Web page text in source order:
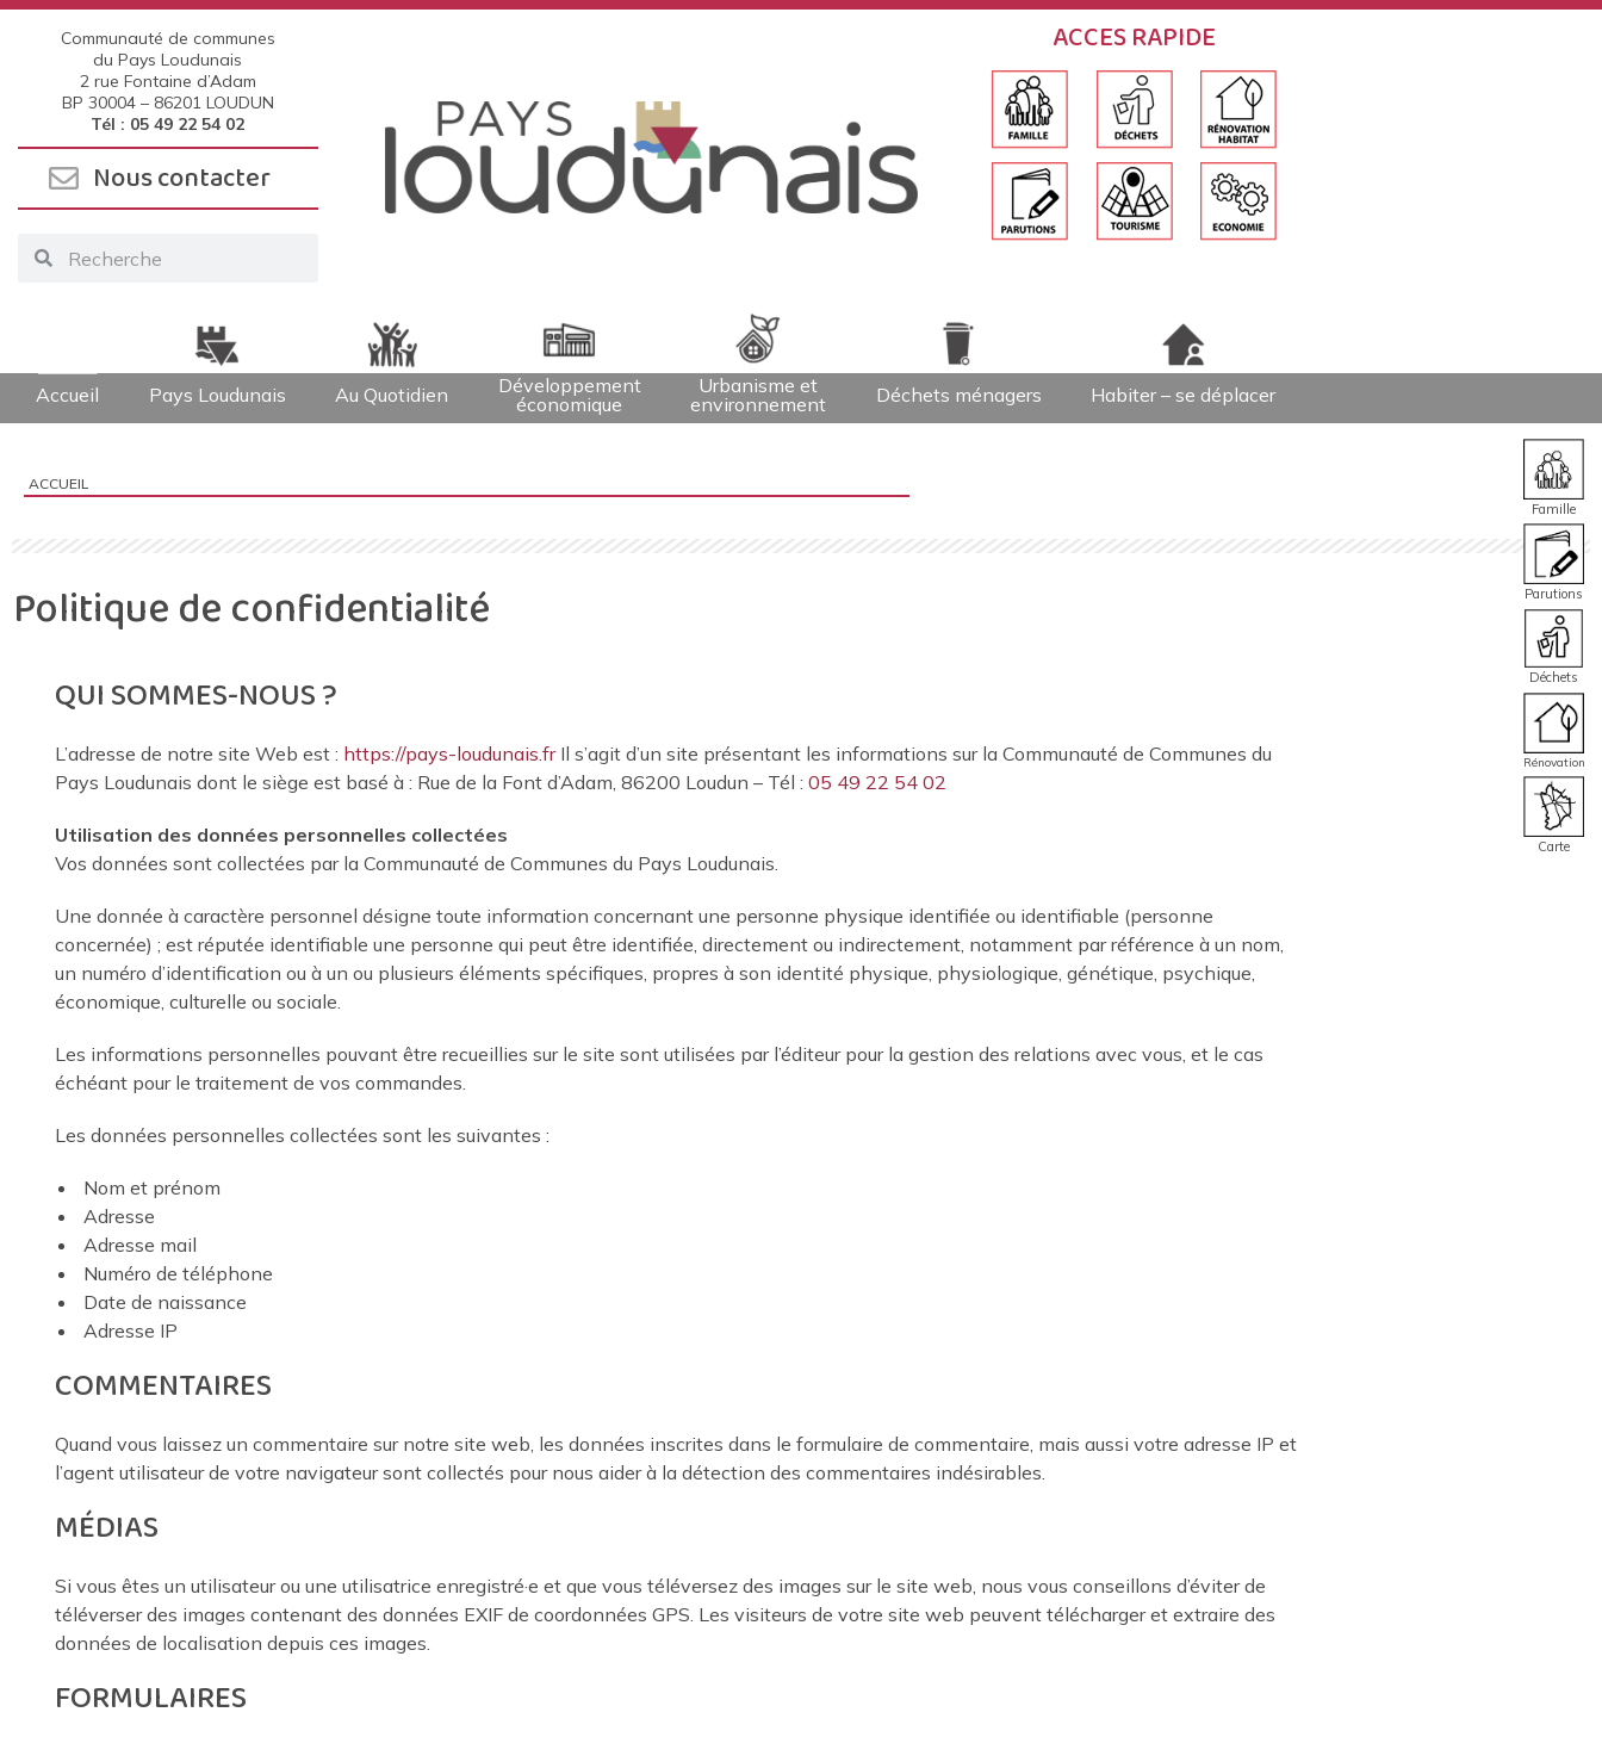
Communauté de communes
du Pays Loudunais
2 rue Fontaine d’Adam
BP 30004 – 86201 LOUDUN
Tél : 05 49 22 54 02
Nous contacter
ACCES RAPIDE
Accueil Pays Loudunais Au Quotidien
Développement
économique
Urbanisme et
environnement
Déchets ménagers Habiter – se déplacer
Famille
Parutions
Déchets
Rénovation
Carte
Vous êtes ici :
ACCUEIL
Politique de confidentialité
QUI SOMMES-NOUS ?
L’adresse de notre site Web est : https://pays-loudunais.frIl s’agit d’un site présentant les informations sur la Communauté de Communes du
Pays Loudunais dont le siège est basé à : Rue de la Font d’Adam, 86200 Loudun – Tél : 05 49 22 54 02
Utilisation des données personnelles collectées
Vos données sont collectées par la Communauté de Communes du Pays Loudunais.
Une donnée à caractère personnel désigne toute information concernant une personne physique identifiée ou identifiable (personne
concernée) ; est réputée identifiable une personne qui peut être identifiée, directement ou indirectement, notamment par référence à un nom,
un numéro d’identification ou à un ou plusieurs éléments spécifiques, propres à son identité physique, physiologique, génétique, psychique,
économique, culturelle ou sociale.
Les informations personnelles pouvant être recueillies sur le site sont utilisées par l’éditeur pour la gestion des relations avec vous, et le cas
échéant pour le traitement de vos commandes.
Les données personnelles collectées sont les suivantes :
Nom et prénom
Adresse
Adresse mail
Numéro de téléphone
Date de naissance
Adresse IP
COMMENTAIRES
Quand vous laissez un commentaire sur notre site web, les données inscrites dans le formulaire de commentaire, mais aussi votre adresse IP et
l’agent utilisateur de votre navigateur sont collectés pour nous aider à la détection des commentaires indésirables.
MÉDIAS
Si vous êtes un utilisateur ou une utilisatrice enregistré·e et que vous téléversez des images sur le site web, nous vous conseillons d’éviter de
téléverser des images contenant des données EXIF de coordonnées GPS. Les visiteurs de votre site web peuvent télécharger et extraire des
données de localisation depuis ces images.
FORMULAIRES